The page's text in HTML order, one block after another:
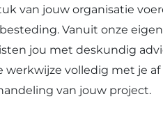
van jouw organisatie
Vanuit onze
jou met deskundig
werkwijze volledig met je af
van jouw project.